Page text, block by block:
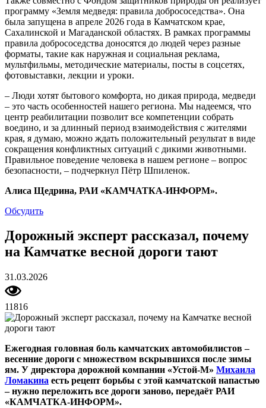
программу «Земля медведя: правила добрососедства». Она
была запущена в апреле 2026 года в Камчатском крае,
Сахалинской и Магаданской областях. В рамках программы
правила добрососедства доносятся до людей через разные
форматы, такие как наружная и социальная реклама,
мультфильмы, методические материалы, посты в соцсетях,
фотовыставки, лекции и уроки.
– Люди хотят бытового комфорта, но дикая природа, медведи
– это часть особенностей нашего региона. Мы надеемся, что
центр реабилитации позволит все компетенции собрать
воедино, и за длинный период взаимодействия с жителями
края, я думаю, можно ждать положительный результат в виде
сокращения конфликтных ситуаций с дикими животными.
Правильное поведение человека в нашем регионе – вопрос
безопасности, – подчеркнул Пётр Шпиленок.
Алиса Щедрина, РАИ «КАМЧАТКА-ИНФОРМ».
Обсудить
Дорожный эксперт рассказал, почему
на Камчатке весной дороги тают
31.03.2026
11816
Ежегодная головная боль камчатских автомобилистов –
весенние дороги с множеством вскрывшихся после зимы
ям. У директора дорожной компании «Устой-М» Михаила
Ломакина есть рецепт борьбы с этой камчатской напастью
– нужно переложить все дороги заново, передаёт РАИ
«КАМЧАТКА-ИНФОРМ».